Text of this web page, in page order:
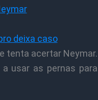
deixa caso
tenta acertar Neymar.
a usar as pernas para